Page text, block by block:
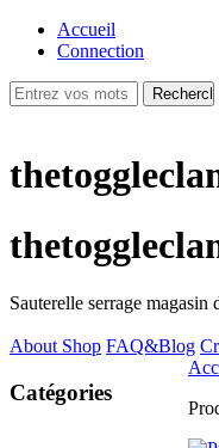
Accueil
Connection
Sauterelle serrage magasin
About Shop FAQ&Blog
Catégories